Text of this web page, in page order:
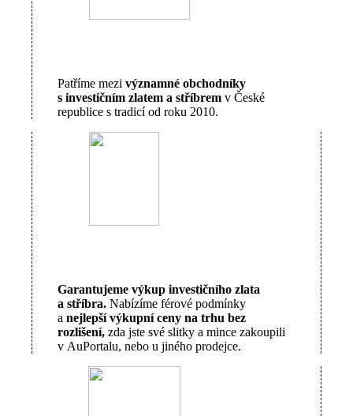
Patříme mezi významné obchodníky
s investičním zlatem a stříbrem v České
republice s tradicí od roku 2010.
Garantujeme výkup investičního zlata
a stříbra. Nabízíme férové podmínky
a nejlepší výkupní ceny na trhu bez
rozlišení, zda jste své slitky a mince zakoupili
v AuPortalu, nebo u jiného prodejce.